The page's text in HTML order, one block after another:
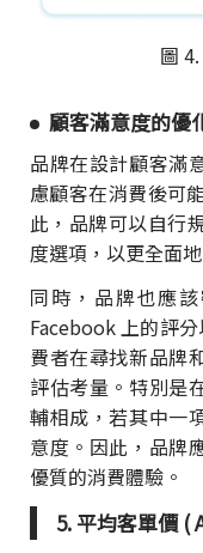
圖
顧客滿意度的優
品牌在設計顧客滿
慮顧客在消費後可
此，品牌可以自行
度選項，以更全面
同時，品牌也應
Facebook 上的評
費者在尋找新品牌
評估考量。特別是
輔相成，若其中一
意度。因此，品牌
優質的消費體驗。
5. 平均客單價 (